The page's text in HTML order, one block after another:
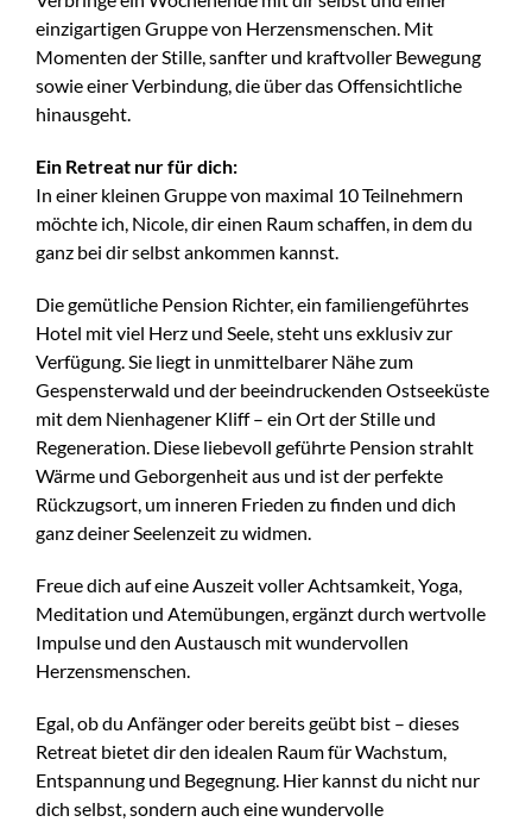
einzigartigen Gruppe von Herzensmenschen. Mit
Momenten der Stille, sanfter und kraftvoller Bewegung
sowie einer Verbindung, die über das Offensichtliche
hinausgeht.
Ein Retreat nur für dich:
In einer kleinen Gruppe von maximal 10 Teilnehmern
möchte ich, Nicole, dir einen Raum schaffen, in dem du
ganz bei dir selbst ankommen kannst.
Die gemütliche Pension Richter, ein familiengeführtes
Hotel mit viel Herz und Seele, steht uns exklusiv zur
Verfügung. Sie liegt in unmittelbarer Nähe zum
Gespensterwald und der beeindruckenden Ostseeküste
mit dem Nienhagener Kliff – ein Ort der Stille und
Regeneration. Diese liebevoll geführte Pension strahlt
Wärme und Geborgenheit aus und ist der perfekte
Rückzugsort, um inneren Frieden zu finden und dich
ganz deiner Seelenzeit zu widmen.
Freue dich auf eine Auszeit voller Achtsamkeit, Yoga,
Meditation und Atemübungen, ergänzt durch wertvolle
Impulse und den Austausch mit wundervollen
Herzensmenschen.
Egal, ob du Anfänger oder bereits geübt bist – dieses
Retreat bietet dir den idealen Raum für Wachstum,
Entspannung und Begegnung. Hier kannst du nicht nur
dich selbst, sondern auch eine wundervolle